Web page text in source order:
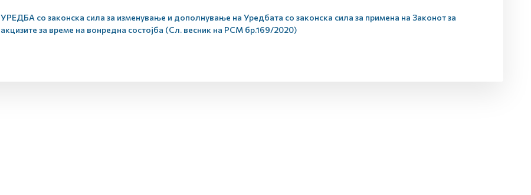
УРЕДБА со законска сила за изменување и дополнување на Уредбата со законска сила за примена на Законот за
акцизите за време на вонредна состојба (Сл. весник на РСМ бр.169/2020)